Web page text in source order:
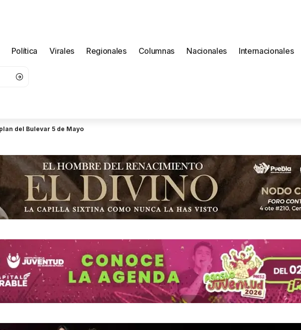
Política Virales Regionales Columnas Nacionales Internacionales
del Bulevar 5 de Mayo